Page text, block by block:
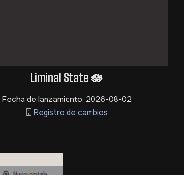
Liminal State 🪷
Fecha de lanzamiento: 2026-08-02
🗄️ Registro de cambios